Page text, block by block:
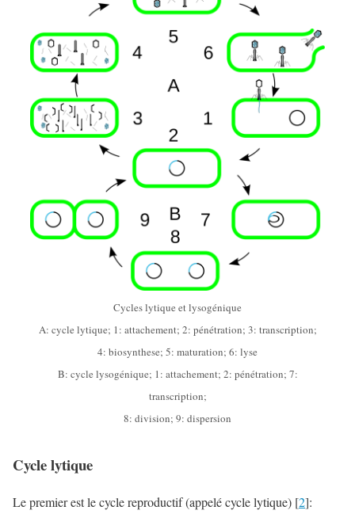
Cycles lytique et lysogénique
A: cycle lytique; 1: attachement; 2: pénétration; 3: transcription;
4: biosynthese; 5: maturation; 6: lyse
B: cycle lysogénique; 1: attachement; 2: pénétration; 7:
transcription;
8: division; 9: dispersion
Cycle lytique
Le premier est le cycle reproductif (appelé cycle lytique) [2]: